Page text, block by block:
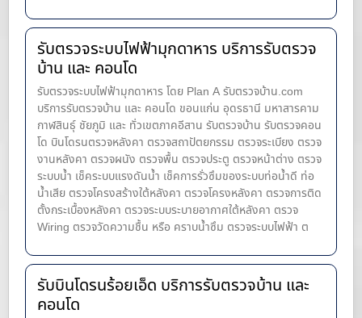
รับตรวจระบบไฟฟ้ามุกดาหาร บริการรับตรวจ
บ้าน และ คอนโด
รับตรวจระบบไฟฟ้ามุกดาหาร โดย Plan A รับตรวจบ้าน.com
บริการรับตรวจบ้าน และ คอนโด ขอนแก่น อุดรธานี มหาสารคาม
กาฬสินธุ์ ชัยภูมิ และ ทั่วเขตภาคอีสาน รับตรวจบ้าน รับตรวจคอน
โด บินโดรนตรวจหลังคา ตรวจสถาปัตยกรรม ตรวจระเบียง ตรวจ
งานหลังคา ตรวจผนัง ตรวจพื้น ตรวจประตู ตรวจหน้าต่าง​ ตรวจ
ระบบน้ำ เช็คระบบแรงดันน้ำ เช็คการรั่วซึมของระบบท่อน้ำ​ดี ท่อ
น้ำ​เสีย ตรวจโครงสร้างใต้หลังคา ตรวจโครงหลังคา ตรวจการติด
ตั้งกระเบื้องหลังคา ตรวจระบบระบายอากาศใต้หลังคา ตรวจ
Wiring ตรวจวัดความชื้น หรือ คราบน้ำซึม ตรวจระบบไฟฟ้า ต
รับบินโดรนร้อยเอ็ด บริการรับตรวจบ้าน และ
คอนโด